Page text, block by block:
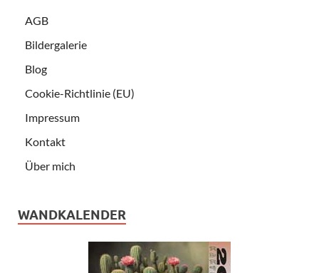
AGB
Bildergalerie
Blog
Cookie-Richtlinie (EU)
Impressum
Kontakt
Über mich
WANDKALENDER